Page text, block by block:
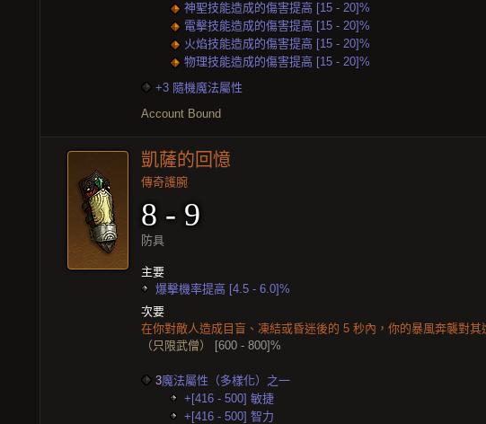
神聖技能造成的傷害提高 [15 - 20]%
電擊技能造成的傷害提高 [15 - 20]%
火焰技能造成的傷害提高 [15 - 20]%
物理技能造成的傷害提高 [15 - 20]%
+3 隨機魔法屬性
Account Bound
凱薩的回憶
傳奇護腕
8 - 9
防具
主要
爆擊機率提高 [4.5 - 6.0]%
次要
在你對敵人造成目盲、凍結或昏迷後的 5 秒內，你的暴風奔襲對
（只限武僧）
[600 - 800]%
3魔法屬性（多樣化）之一
+[416 - 500] 敏捷
+[416 - 500] 智力